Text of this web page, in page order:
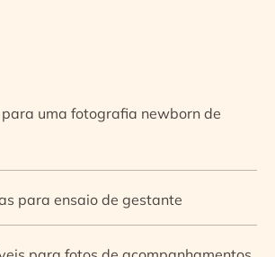
uma fotografia newborn de
para ensaio de gestante